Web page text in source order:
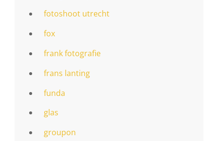
fotoshoot utrecht
fox
frank fotografie
frans lanting
funda
glas
groupon